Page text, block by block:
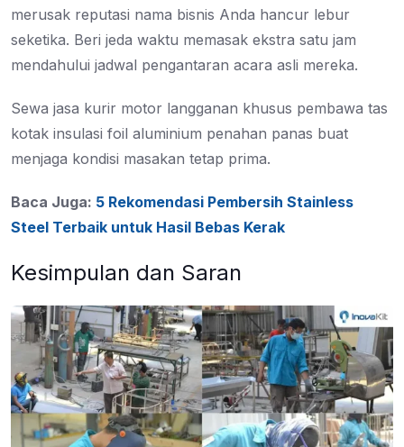
merusak reputasi nama bisnis Anda hancur lebur
seketika. Beri jeda waktu memasak ekstra satu jam
mendahului jadwal pengantaran acara asli mereka.
Sewa jasa kurir motor langganan khusus pembawa tas
kotak insulasi foil aluminium penahan panas buat
menjaga kondisi masakan tetap prima.
Baca Juga: 5 Rekomendasi Pembersih Stainless
Steel Terbaik untuk Hasil Bebas Kerak
Kesimpulan dan Saran